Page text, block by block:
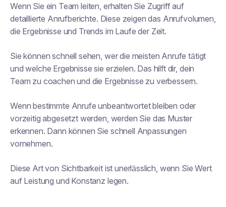
Wenn Sie ein Team leiten, erhalten Sie Zugriff auf
detaillierte Anrufberichte. Diese zeigen das Anrufvolumen,
die Ergebnisse und Trends im Laufe der Zeit.
Sie können schnell sehen, wer die meisten Anrufe tätigt
und welche Ergebnisse sie erzielen. Das hilft dir, dein
Team zu coachen und die Ergebnisse zu verbessern.
Wenn bestimmte Anrufe unbeantwortet bleiben oder
vorzeitig abgesetzt werden, werden Sie das Muster
erkennen. Dann können Sie schnell Anpassungen
vornehmen.
Diese Art von Sichtbarkeit ist unerlässlich, wenn Sie Wert
auf Leistung und Konstanz legen.